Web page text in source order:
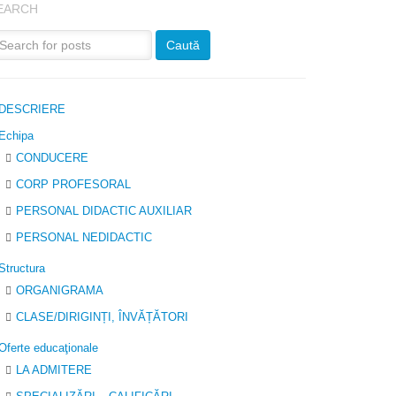
CONDUCERE
CORP PROFESORAL
PERSONAL DIDACTIC AUXILIAR
PERSONAL NEDIDACTIC
ORGANIGRAMA
CLASE/DIRIGINȚI, ÎNVĂȚĂTORI
educaţionale
LA ADMITERE